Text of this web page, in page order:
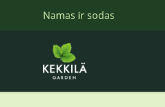
Namas ir sodas